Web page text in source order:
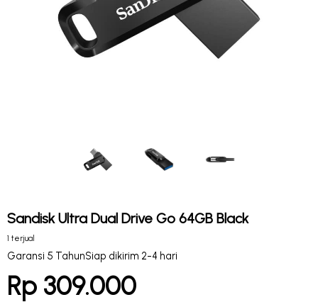
Sandisk Ultra Dual Drive Go 64GB Black
1 terjual
Garansi 5 TahunSiap dikirim 2-4 hari
Rp 309.000